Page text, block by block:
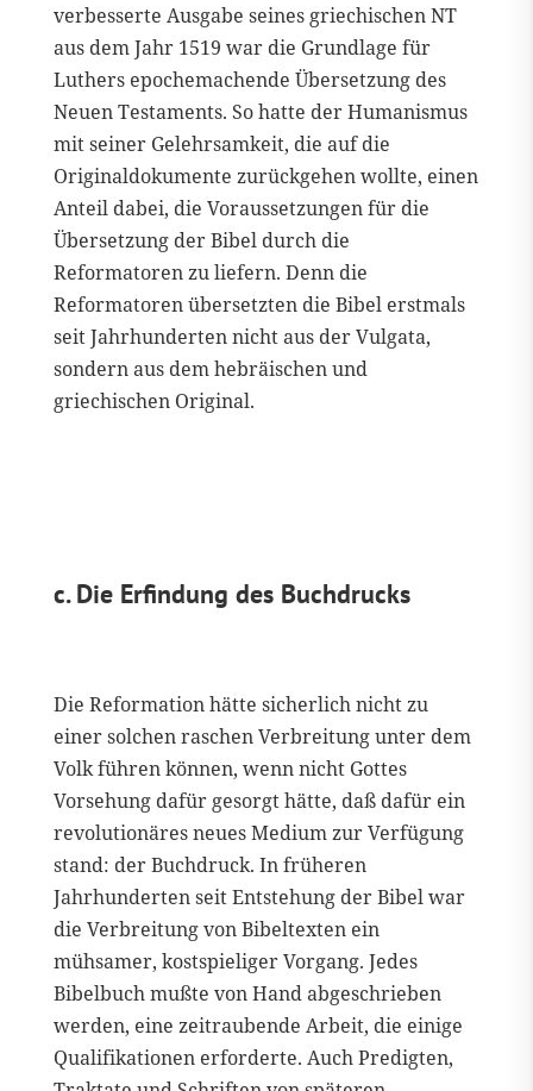
verbesserte Ausgabe seines griechischen NT
aus dem Jahr 1519 war die Grundlage für
Luthers epochemachende Übersetzung des
Neuen Testaments. So hatte der Humanismus
mit seiner Gelehrsamkeit, die auf die
Originaldokumente zurückgehen wollte, einen
Anteil dabei, die Voraussetzungen für die
Übersetzung der Bibel durch die
Reformatoren zu liefern. Denn die
Reformatoren übersetzten die Bibel erstmals
seit Jahrhunderten nicht aus der Vulgata,
sondern aus dem hebräischen und
griechischen Original.
c. Die Erfindung des Buchdrucks
Die Reformation hätte sicherlich nicht zu
einer solchen raschen Verbreitung unter dem
Volk führen können, wenn nicht Gottes
Vorsehung dafür gesorgt hätte, daß dafür ein
revolutionäres neues Medium zur Verfügung
stand: der Buchdruck. In früheren
Jahrhunderten seit Entstehung der Bibel war
die Verbreitung von Bibeltexten ein
mühsamer, kostspieliger Vorgang. Jedes
Bibelbuch mußte von Hand abgeschrieben
werden, eine zeitraubende Arbeit, die einige
Qualifikationen erforderte. Auch Predigten,